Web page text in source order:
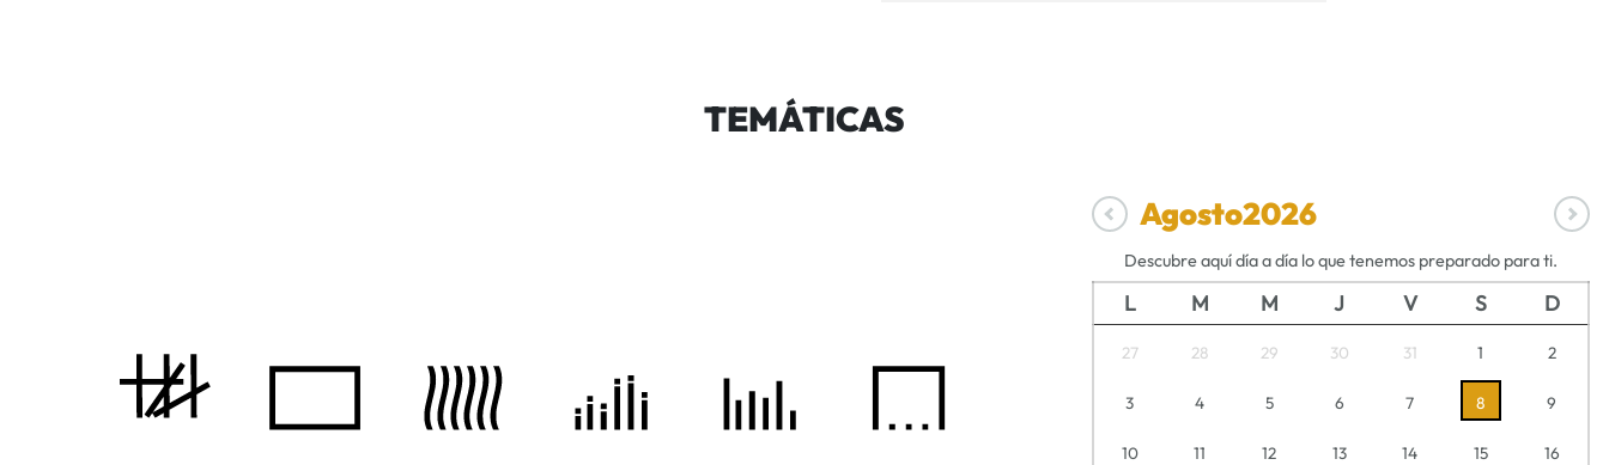
TEMÁTICAS
Agosto2026
Descubre aquí día a día lo que tenemos preparado para ti.
L M M J V S D
27 28 29 30 31 1 2
3 4 5 6 7 8 9
10 11 12 13 14 15 16